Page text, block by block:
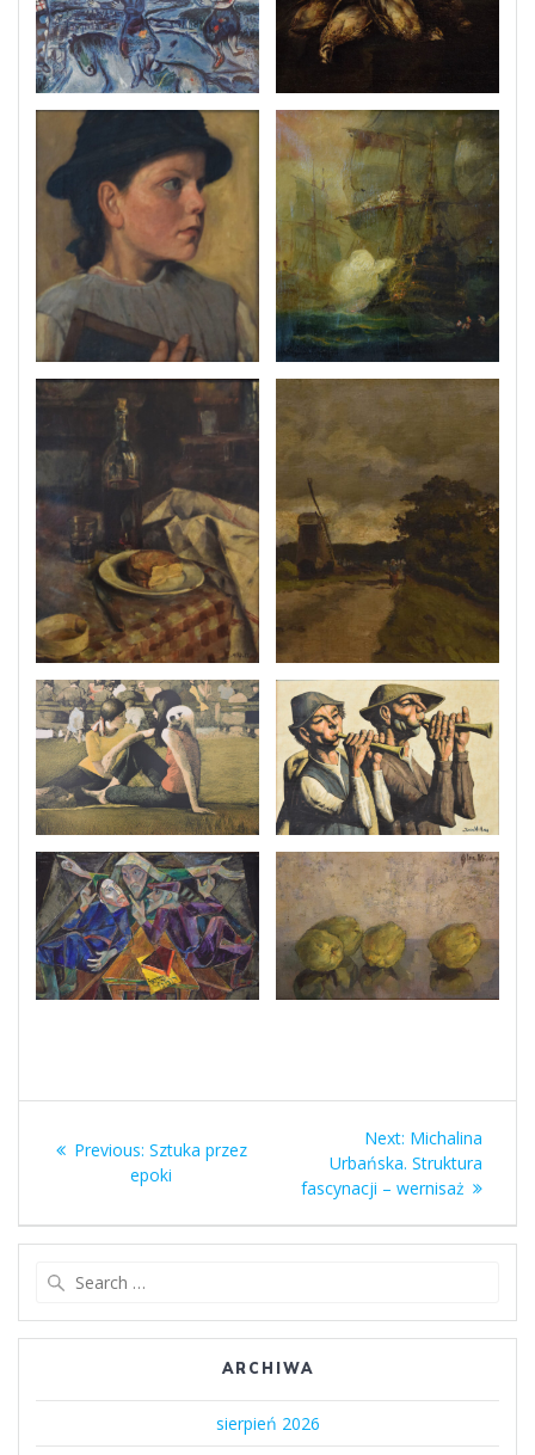
Previous: Previous
post:
Sztuka przez
epoki
Next: Next
post:
Michalina
Urbańska. Struktura
fascynacji – wernisaż
ARCHIWA
sierpień 2026